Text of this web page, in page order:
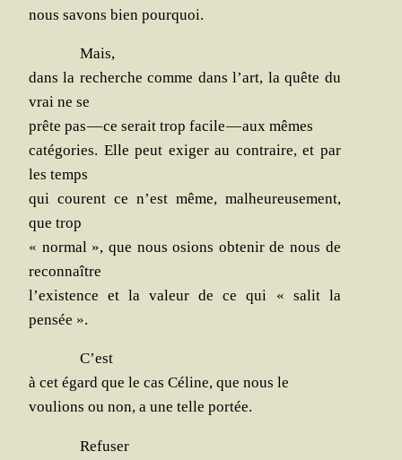
nous savons bien pourquoi.
Mais,
dans la recherche comme dans l’art, la quête du
vrai ne se
prête pas — ce serait trop facile — aux mêmes
caté­go­ries. Elle peut exi­ger au contraire, et par
les temps
qui courent ce n’est même, mal­heu­reu­se­ment,
que trop
« nor­mal », que nous osions obte­nir de nous de
reconnaître
l’existence et la valeur de ce qui « salit la
pensée ».
C’est
à cet égard que le cas Céline, que nous le
vou­lions ou non, a une telle portée.
Refu­ser